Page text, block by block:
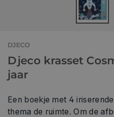
DJECO
Djeco krasset
jaar
Een boekje met 4
thema de ruimte. Om de